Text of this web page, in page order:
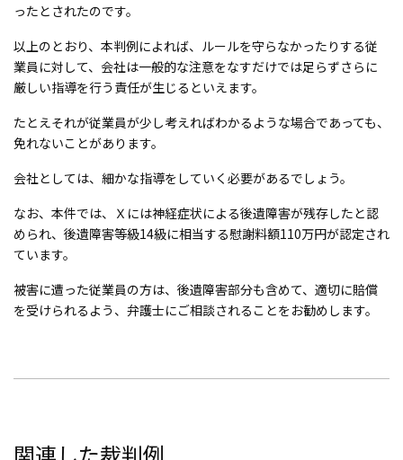
ったとされたのです。
以上のとおり、本判例によれば、ルールを守らなかったりする従
業員に対して、会社は一般的な注意をなすだけでは足らずさらに
厳しい指導を行う責任が生じるといえます。
たとえそれが従業員が少し考えればわかるような場合であっても、
免れないことがあります。
会社としては、細かな指導をしていく必要があるでしょう。
なお、本件では、Ｘには神経症状による後遺障害が残存したと認
められ、後遺障害等級14級に相当する慰謝料額110万円が認定され
ています。
被害に遭った従業員の方は、後遺障害部分も含めて、適切に賠償
を受けられるよう、弁護士にご相談されることをお勧めします。